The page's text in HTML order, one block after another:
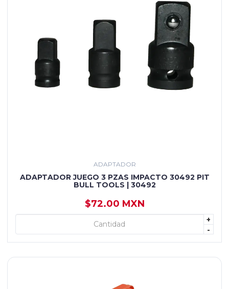
ADAPTADOR
ADAPTADOR JUEGO 3 PZAS IMPACTO 30492 PIT
BULL TOOLS | 30492
$72.00 MXN
+
-
+ AGREGAR